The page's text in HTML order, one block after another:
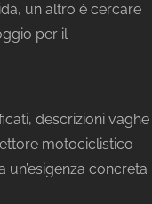
un altro è cercare
per il
descrizioni vaghe
motociclistico
concreta